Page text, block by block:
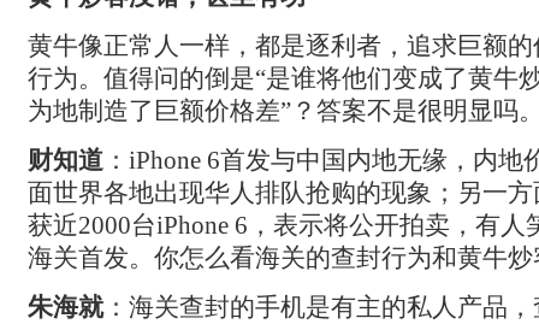
黄牛像正常人一样，都是逐利者，追求巨额
行为。值得问的倒是“是谁将他们变成了黄牛
为地制造了巨额价格差”？答案不是很明显吗
财知道 ：iPhone 6首发与中国内地无缘，内地
面世界各地出现华人排队抢购的现象；另一
获近2000台iPhone 6 ，表示将公开拍卖，有人
海关首发。你怎么看海关的查封行为和黄牛
朱海就： 海关查封的手机是有主的私人产品